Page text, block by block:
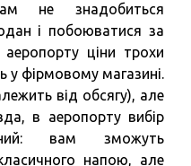
не знадобиться
і побоюватися за
ціни трохи
у фірмовому магазині.
від обсягу), але
в аеропорту вибір
вам зможуть
напою, але